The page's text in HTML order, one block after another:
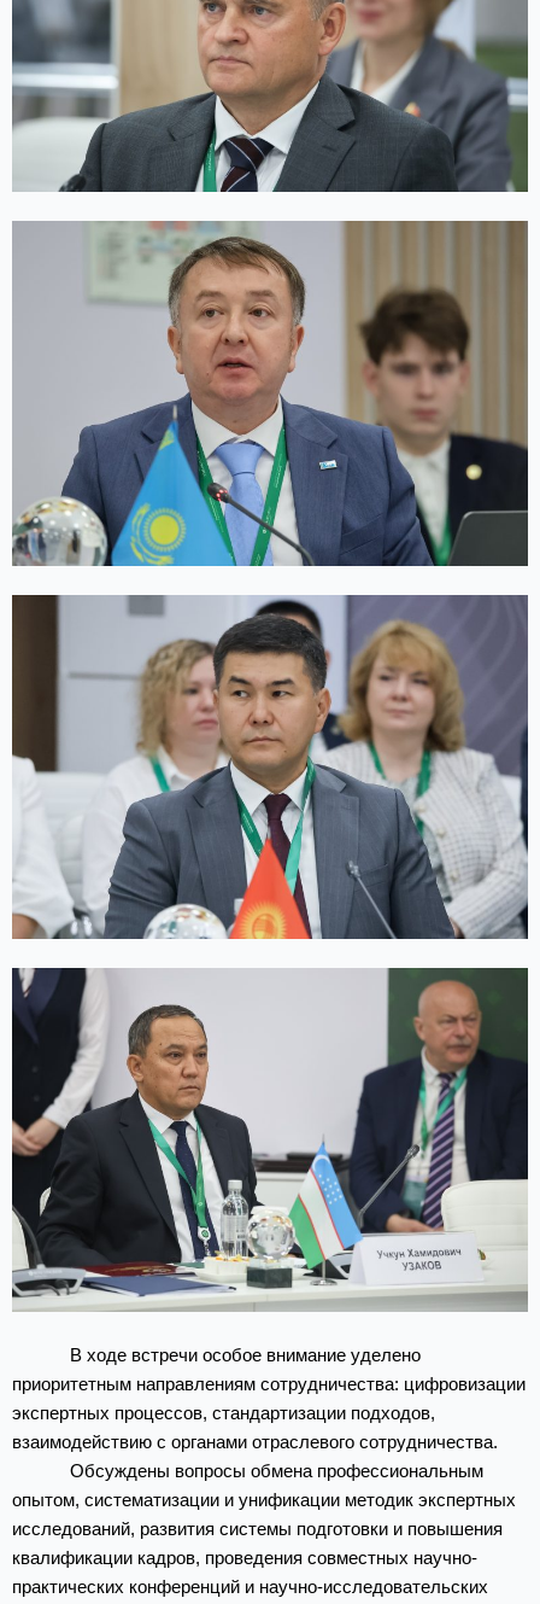
В ходе встречи особое внимание уделено
приоритетным направлениям сотрудничества: цифровизации
экспертных процессов, стандартизации подходов,
взаимодействию с органами отраслевого сотрудничества.
Обсуждены вопросы обмена профессиональным
опытом, систематизации и унификации методик экспертных
исследований, развития системы подготовки и повышения
квалификации кадров, проведения совместных научно-
практических конференций и научно-исследовательских